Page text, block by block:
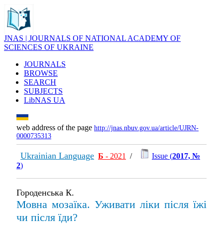
JNAS | JOURNALS OF NATIONAL ACADEMY OF
SCIENCES OF UKRAINE
JOURNALS
BROWSE
SEARCH
SUBJECTS
LibNAS UA
web address of the page http://jnas.nbuv.gov.ua/article/UJRN-
0000735313
Ukrainian Language Б - 2021 / Issue (2017, №
2)
Городенська К.
Мовна мозаїка. Уживати ліки після їжі
чи після їди?